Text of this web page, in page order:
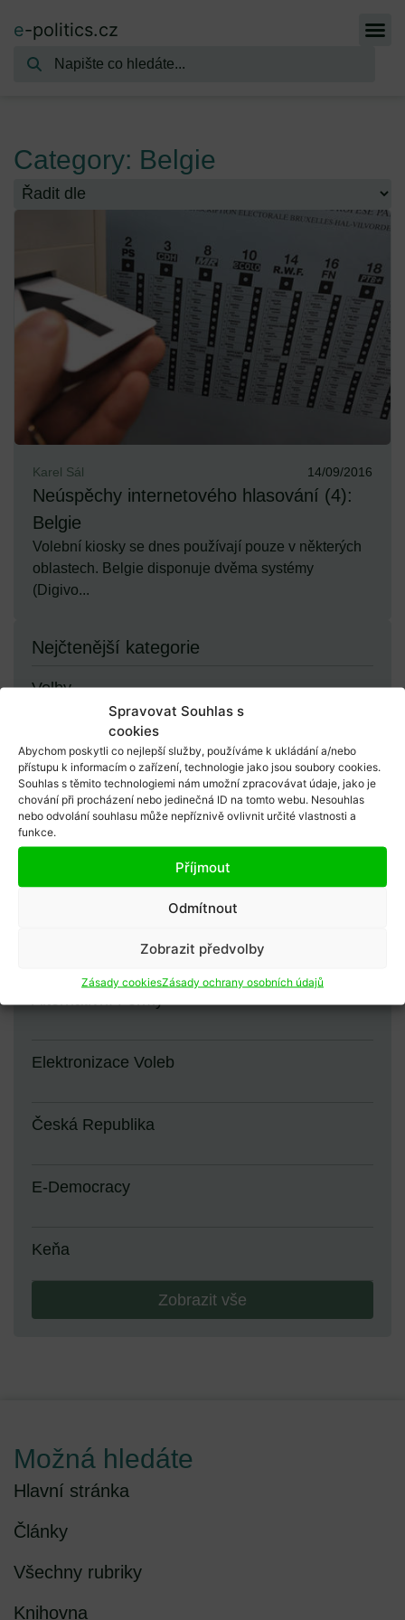
Spravovat Souhlas s
cookies
Abychom poskytli co nejlepší služby, používáme k ukládání a/nebo
přístupu k informacím o zařízení, technologie jako jsou soubory cookies.
Souhlas s těmito technologiemi nám umožní zpracovávat údaje, jako je
chování při procházení nebo jedinečná ID na tomto webu. Nesouhlas
nebo odvolání souhlasu může nepříznivě ovlivnit určité vlastnosti a
funkce.
Příjmout
Odmítnout
Zobrazit předvolby
Zásady cookiesZásady ochrany osobních údajů
e-politics.cz
Category: Belgie
Nejčtenější kategorie
Volby
Demokracie
Afrika
Alternativní Formy
Elektronizace Voleb
Česká Republika
E-Democracy
Keňa
Zobrazit vše
Karel Sál 14/09/2016
Neúspěchy internetového hlasování (4):
Belgie
Volební kiosky se dnes používají pouze v některých
oblastech. Belgie disponuje dvěma systémy
(Digivo...
Možná hledáte
Hlavní stránka
Články
Všechny rubriky
Knihovna